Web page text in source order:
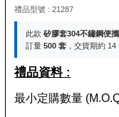
禮品型號 : 21287
此款 矽膠套304不鏽鋼便
訂量 500 套，交貨期約 14
禮品資料 :
最小定購數量